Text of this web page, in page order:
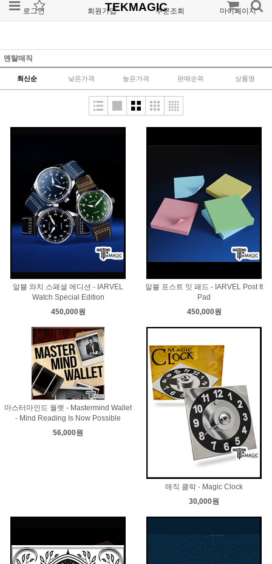
로그인 회원가입 주문조회 마이페이지
TEKMAGIC
멘탈매직
최신순 낮은가격 높은가격 판매순위 상품명
알블 와치 스페셜 에디션 - IARVEL
Watch Special Edition
450,000원
알블 포스트 잇 패드 - IARVEL Post It
Pad
450,000원
마스터마인드 월렛 - Mastermind Wallet
- Mind Reading Is Now Possible
56,000원
매직 클락 - Magic Clock
30,000원